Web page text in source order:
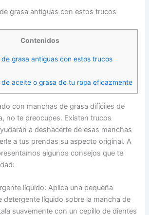
grasa antiguas con estos trucos
Contenidos
de grasa antiguas con estos trucos
de aceite o grasa de tu ropa eficazmente
con manchas de grasa difíciles de
no te preocupes. Existen trucos
a deshacerte de esas manchas
a tus prendas su aspecto original. A
algunos consejos que te
líquido: Aplica una pequeña
detergente líquido sobre la mancha de
suavemente con un cepillo de dientes